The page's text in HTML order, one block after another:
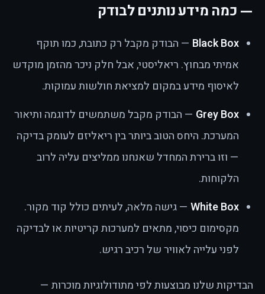
— כמה מידע נותנים לבודק
Black Box — הבודק מקבל רק כתובת, כמו תוקף
אמיתי מבחוץ. ריאליסטי, אבל חלק ניכר מהזמן מוקדש
לאיסוף מידע במקום למציאת חולשות עמוקות.
Grey Box — הבודק מקבל משתמשים לדוגמה ותיאור
המערכת. היחס הטוב ביותר בין ריאליזם לעומק בדיקה
— וזו ברירת המחדל שאנחנו ממליצים עליה לרוב
הלקוחות.
White Box — גישה מלאה, לעיתים כולל קוד מקור.
מקסימום כיסוי, מתאים למערכות קריטיות או לבדיקה
לפני עלייה לאוויר של רכיב רגיש.
הבדיקות שלנו מבוצעות לפי מתודולוגיות מוכרות —